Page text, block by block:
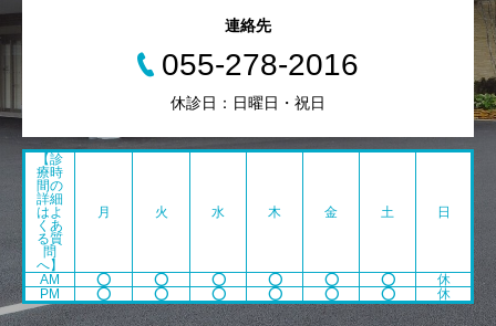
連絡先
055-278-2016
休診日：日曜日・祝日
【診
療時
間の
詳細
はよ
くあ
る質
問
へ】
月 火 水 木 金 土 日
AM ⭕️ ⭕️ ⭕️ ⭕️ ⭕️ ⭕️
休
PM
⭕️ ⭕️ ⭕️ ⭕️ ⭕️ ⭕️ 休